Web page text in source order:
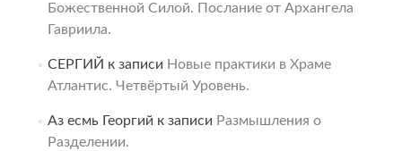
Божественной Силой. Послание от Архангела
Гавриила.
СЕРГИЙ к записи Новые практики в Храме
Атлантис. Четвёртый Уровень.
Аз есмь Георгий к записи Размышления о
Разделении.